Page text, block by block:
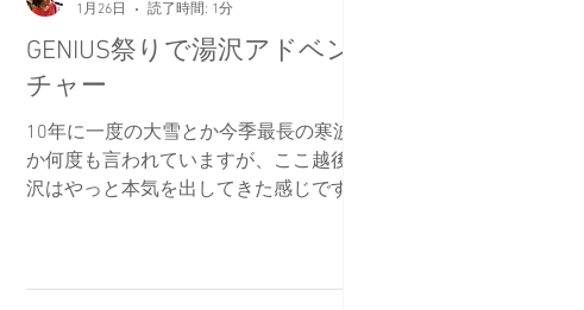
GENIUS祭りで湯沢アドベン
チャー
10年に一度の大雪とか今季最長の寒波と
か何度も言われていますが、ここ越後湯
沢はやっと本気を出してきた感じです。
1月26日
読了時間: 1分